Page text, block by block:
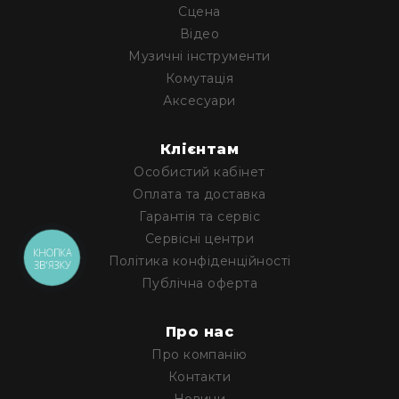
Архітектурне
освітлення
Для
приміщень
Просто
неба
Для
занурення
Стробоскопи
Лазери
Конфетті
машини
туману
Генератори
снігу
Сцена
Відео
Музичні інструменти
Комутація
Аксесуари
Клієнтам
Особистий кабінет
Оплата та доставка
Гарантія та сервіс
Сервісні центри
Політика конфіденційності
Публічна оферта
Про нас
Про компанію
Контакти
КНОПКА
ЗВ'ЯЗКУ